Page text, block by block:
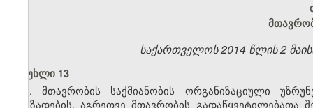
საქართველოს 2014 წლის 2
მუხლი 13
1. მთავრობის საქმიანობის ორგანიზაციული
მომზადების, აგრეთვე მთავრობის